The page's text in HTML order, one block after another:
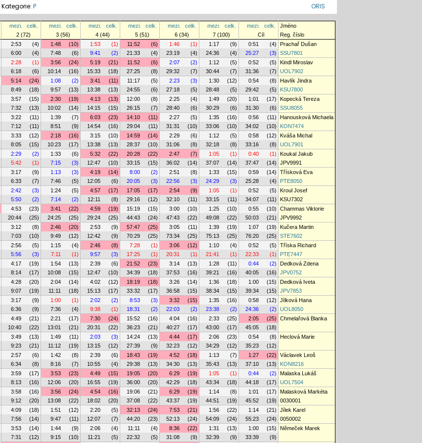
Kategorie: P ORIS
mezi. celk. mezi. celk. mezi. celk. mezi. celk. mezi. celk. mezi. celk. mezi. celk.
Jméno
2 (72) 3 (56) 4 (44) 5 (51) 6 (34) 7 (100) Cíl
Reg. číslo
2:53 (4) 1:48 (10) 1:53 (1) 11:52 (6) 1:46 (1) 1:17 (9) 0:51 (4)
Prachař Dušan
6:00 (4) 7:48 (6) 9:41 (2) 21:33 (4) 23:19 (4) 24:36 (4) 25:27 (3)
SSU7801
2:28 (1) 3:56 (24) 5:19 (21) 11:52 (6) 2:07 (2) 1:12 (5) 0:52 (5)
Kindl Miroslav
6:18 (6) 10:14 (16) 15:33 (18) 27:25 (8) 29:32 (7) 30:44 (7) 31:36 (7)
UOL7902
5:14 (24) 1:08 (2) 3:41 (11) 11:17 (5) 2:23 (3) 1:30 (12) 0:54 (8)
Havlík Jindra
8:49 (18) 9:57 (13) 13:38 (13) 24:55 (6) 27:18 (5) 28:48 (5) 29:42 (5)
KSU7800
3:57 (15) 2:30 (19) 4:13 (13) 12:00 (8) 2:25 (4) 1:49 (20) 1:01 (17)
Kopecká Tereza
7:32 (13) 10:02 (14) 14:15 (15) 26:15 (7) 28:40 (6) 30:29 (6) 31:30 (6)
SSU8055
3:22 (11) 1:39 (7) 6:03 (23) 14:10 (11) 2:27 (5) 1:35 (16) 0:56 (11)
Hanousková Michaela
7:12 (11) 8:51 (9) 14:54 (16) 29:04 (11) 31:31 (10) 33:06 (10) 34:02 (10)
KON7474
3:33 (12) 2:18 (16) 3:15 (10) 14:59 (14) 2:29 (6) 1:12 (5) 0:58 (12)
Kváša Michal
8:05 (15) 10:23 (17) 13:38 (13) 28:37 (10) 31:06 (8) 32:18 (8) 33:16 (8)
UOL7901
2:29 (2) 1:33 (6) 5:32 (22) 20:28 (22) 2:47 (7) 1:05 (1) 0:40 (1)
Koukal Jakub
5:42 (1) 7:15 (3) 12:47 (10) 33:15 (15) 36:02 (14) 37:07 (14) 37:47 (14)
JPV9991
3:17 (9) 1:13 (3) 4:19 (14) 8:00 (2) 2:51 (8) 1:33 (15) 0:59 (14)
Třísková Eva
6:33 (7) 7:46 (5) 12:05 (6) 20:05 (3) 22:56 (3) 24:29 (3) 25:28 (4)
PTE8050
2:42 (3) 1:24 (5) 4:57 (17) 17:05 (17) 2:54 (9) 1:05 (1) 0:52 (5)
Kroul Josef
5:50 (2) 7:14 (2) 12:11 (8) 29:16 (12) 32:10 (11) 33:15 (11) 34:07 (11)
KSU7302
4:53 (23) 3:41 (22) 4:59 (19) 15:19 (15) 3:00 (10) 1:25 (10) 0:55 (10)
Chammas Viktorie
20:44 (25) 24:25 (25) 29:24 (25) 44:43 (24) 47:43 (22) 49:08 (22) 50:03 (21)
JPV9992
3:12 (8) 2:46 (20) 2:53 (9) 57:47 (25) 3:05 (11) 1:39 (19) 1:07 (19)
Kučera Martin
7:03 (10) 9:49 (12) 12:42 (9) 70:29 (25) 73:34 (25) 75:13 (25) 76:20 (25)
STE7602
2:56 (5) 1:15 (4) 2:46 (8) 7:28 (1) 3:06 (12) 1:10 (4) 0:52 (5)
Tříska Richard
5:56 (3) 7:11 (1) 9:57 (3) 17:25 (1) 20:31 (1) 21:41 (1) 22:33 (1)
PTE7447
4:17 (19) 1:54 (13) 2:39 (6) 21:52 (23) 3:14 (13) 1:28 (11) 0:44 (2)
Dedková Zdena
8:14 (17) 10:08 (15) 12:47 (10) 34:39 (18) 37:53 (16) 39:21 (16) 40:05 (16)
JPV0752
4:28 (20) 2:04 (14) 4:02 (12) 18:19 (18) 3:26 (14) 1:36 (18) 1:00 (15)
Dedková Iveta
9:07 (19) 11:11 (18) 15:13 (17) 33:32 (17) 36:58 (15) 38:34 (15) 39:34 (15)
JPV7853
3:17 (9) 1:00 (1) 2:02 (2) 8:53 (3) 3:32 (15) 1:35 (16) 0:58 (12)
Jílková Hana
6:36 (9) 7:36 (4) 9:38 (1) 18:31 (2) 22:03 (2) 23:38 (2) 24:36 (2)
UOL8050
4:49 (21) 2:21 (17) 7:30 (24) 15:52 (16) 4:04 (16) 2:33 (25) 2:05 (25)
Chmelařová Blanka
10:40 (22) 13:01 (21) 20:31 (22) 36:23 (21) 40:27 (17) 43:00 (17) 45:05
(18)
3:49 (13) 1:49 (11) 2:03 (3) 14:24 (13) 4:44 (17) 2:06 (23) 0:54 (8)
Heclová Marie
9:23 (21) 11:12 (19) 13:15 (12) 27:39 (9) 32:23 (12) 34:29 (12) 35:23
(12)
2:57 (6) 1:42 (8) 2:39 (6) 18:43 (19) 4:52 (18) 1:13 (7) 1:27 (22)
Václavek Leoš
6:34 (8) 8:16 (7) 10:55 (4) 29:38 (13) 34:30 (13) 35:43 (13) 37:10 (13)
KON8216
3:59 (17) 3:53 (23) 4:49 (15) 19:05 (20) 6:29 (19) 1:05 (1) 0:44 (2)
Malaska Lukáš
8:13 (16) 12:06 (20) 16:55 (19) 36:00 (20) 42:29 (18) 43:34 (18) 44:18 (17)
UOL7504
3:58 (16) 3:56 (24) 4:54 (16) 19:06 (21) 6:29 (19) 1:14 (8) 1:01 (17)
Malasková Markéta
9:12 (20) 13:08 (22) 18:02 (20) 37:08 (22) 43:37 (19) 44:51 (19) 45:52 (19)
0030001
4:09 (18) 1:51 (12) 2:20 (5) 32:13 (24) 7:53 (21) 1:56 (22) 1:14 (21)
Jílek Karel
7:56 (14) 9:47 (11) 12:07 (7) 44:20 (23) 52:13 (24) 54:09 (24) 55:23 (24)
0050002
3:53 (14) 1:44 (9) 2:06 (4) 11:11 (4) 8:36 (22) 1:31 (13) 1:00 (15)
Němeček Marek
7:31 (12) 9:15 (10) 11:21 (5) 22:32 (5) 31:08 (9) 32:39 (9) 33:39 (9)